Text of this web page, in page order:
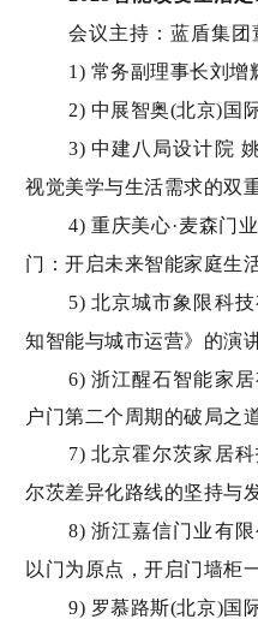
会议主持：蓝盾集团
1) 常务副理事长刘增
2) 中展智奥(北京)国
3) 中建八局设计院
视觉美学与生活需求的双
4) 重庆美心·麦森门
门：开启未来智能家庭生
5) 北京城市象限科
知智能与城市运营》的演
6) 浙江醒石智能家
户门第二个周期的破局之
7) 北京霍尔茨家居
尔茨差异化路线的坚持与
8) 浙江嘉信门业有
以门为原点，开启门墙柜
9) 罗慕路斯(北京)国